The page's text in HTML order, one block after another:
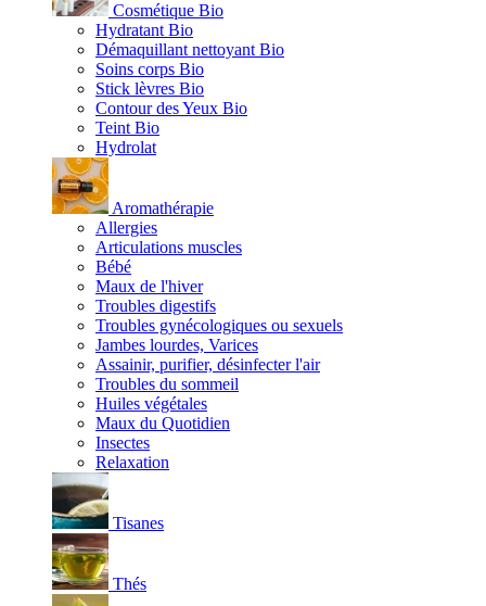
Cosmétique Bio
Hydratant Bio
Démaquillant nettoyant Bio
Soins corps Bio
Stick lèvres Bio
Contour des Yeux Bio
Teint Bio
Hydrolat
Aromathérapie
Allergies
Articulations muscles
Bébé
Maux de l'hiver
Troubles digestifs
Troubles gynécologiques ou sexuels
Jambes lourdes, Varices
Assainir, purifier, désinfecter l'air
Troubles du sommeil
Huiles végétales
Maux du Quotidien
Insectes
Relaxation
Tisanes
Thés